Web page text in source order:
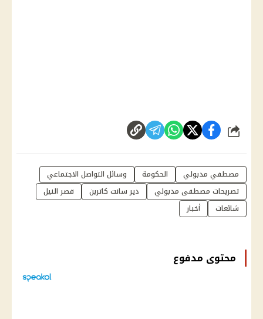
شارك
مصطفي مدبولي الحكومة
وسائل التواصل الاجتماعي
تصريحات مصطفى مدبولي
دير سانت كاترين
قصر النيل
شائعات
أخبار
محتوى مدفوع